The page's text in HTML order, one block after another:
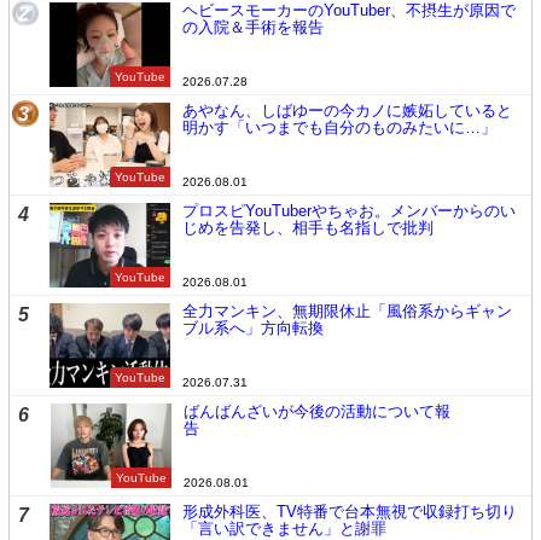
2
YouTube
ヘビースモーカーのYouTuber、不摂生が原因で
の入院＆手術を報告
2026.07.28
3
YouTube
あやなん、しばゆーの今カノに嫉妬していると
明かす「いつまでも自分のものみたいに…」
2026.08.01
4
YouTube
プロスピYouTuberやちゃお。メンバーからのい
じめを告発し、相手も名指しで批判
2026.08.01
5
YouTube
全力マンキン、無期限休止「風俗系からギャン
ブル系へ」方向転換
2026.07.31
6
YouTube
ばんばんざいが今後の活動について報
告
2026.08.01
7
形成外科医、TV特番で台本無視で収録打ち切り
「言い訳できません」と謝罪